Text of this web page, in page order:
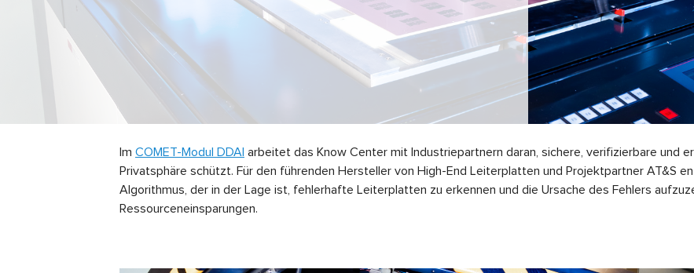
Im COMET-Modul DDAI arbeitet das Know Center mit Industriepartnern daran, sichere, verifizierbare und
Privatsphäre schützt. Für den führenden Hersteller von High-End Leiterplatten und Projektpartner AT&S
Algorithmus, der in der Lage ist, fehlerhafte Leiterplatten zu erkennen und die Ursache des Fehlers
Ressourceneinsparungen.